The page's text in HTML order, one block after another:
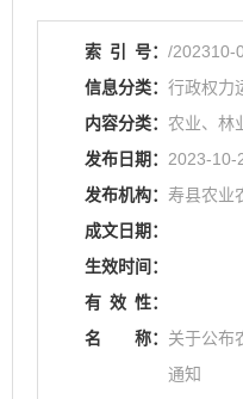
索 引 号： /202310-
信息分类： 行政权力
内容分类： 农业、林
发布日期： 2023-10-
发布机构： 寿县农业
成文日期：
生效时间：
有 效 性：
名
称： 关于公布
通知